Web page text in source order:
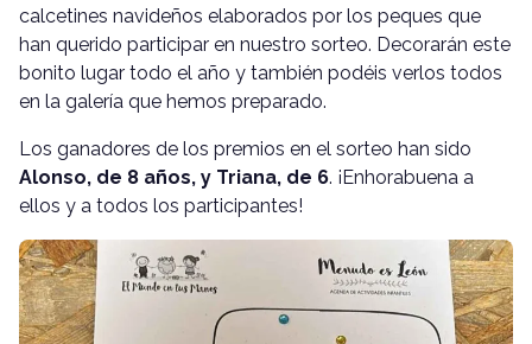
calcetines navideños elaborados por los peques que
han querido participar en nuestro sorteo. Decorarán este
bonito lugar todo el año y también podéis verlos todos
en la galería que hemos preparado.
Los ganadores de los premios en el sorteo han sido
Alonso, de 8 años, y Triana, de 6. ¡Enhorabuena a
ellos y a todos los participantes!